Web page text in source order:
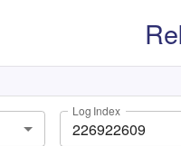
Log Index